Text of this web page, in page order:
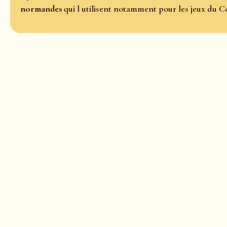
normandesqui l utilisent notamment pour les jeux du